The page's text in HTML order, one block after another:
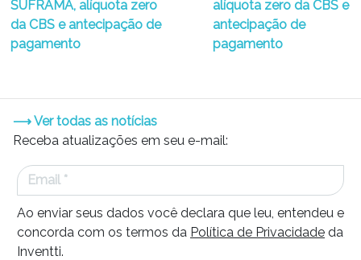
SUFRAMA, alíquota zero
da CBS e antecipação de
pagamento
alíquota zero da CBS e
antecipação de
pagamento
⟶ Ver todas as notícias
Receba atualizações em seu e-mail:
Ao enviar seus dados você declara que leu, entendeu e
concorda com os termos da Política de Privacidade da
Inventti.